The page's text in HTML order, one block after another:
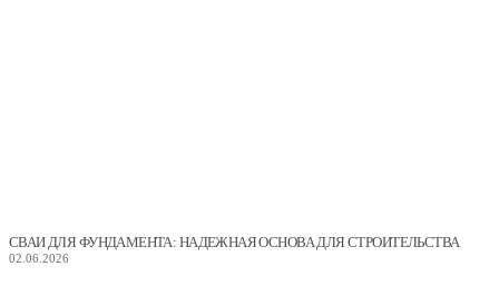
СВАИ ДЛЯ ФУНДАМЕНТА: НАДЕЖНАЯ ОСНОВА ДЛЯ СТРОИТЕЛЬСТВА
02.06.2026